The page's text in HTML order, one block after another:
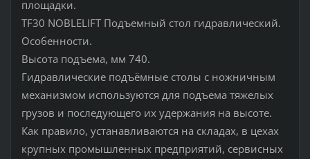
площадки.
TF30 NOBLELIFT Подъемный стол гидравлический.
Особенности.
Высота подъема, мм 740.
Гидравлические подъёмные столы с ножничным
механизмом используются для подъема тяжелых
грузов и последующего их удержания на высоте.
Как правило, устанавливаются на складах, в цехах
крупных промышленных предприятий, сервисных